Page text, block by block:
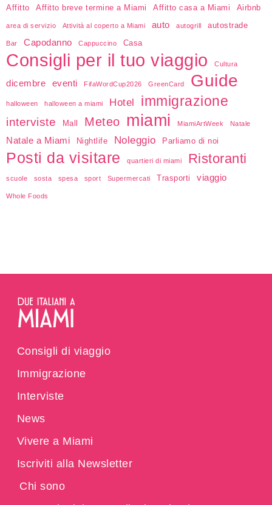
Affitto Affitto breve termine a Miami Affitto casa a Miami Airbnb
area di servizio Attività al coperto a Miami auto autogrill autostrade
Bar Capodanno Cappuccino Casa
Consigli per il tuo viaggio Cultura
dicembre eventi FifaWordCup2026 GreenCard Guide
halloween halloween a miami Hotel immigrazione
interviste Mall Meteo miami MiamiArtWeek Natale
Natale a Miami Nightlife Noleggio Parliamo di noi
Posti da visitare quartieri di miami Ristoranti
scuole sosta spesa sport Supermercati Trasporti viaggio
Whole Foods
Consigli di viaggio
Immigrazione
Interviste
News
Vivere a Miami
Iscriviti alla Newsletter
Chi sono